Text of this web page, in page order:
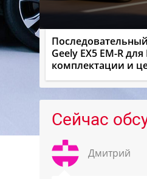
Geely EX5 EM-R
комплектации и
Сейчас
Дмитрий